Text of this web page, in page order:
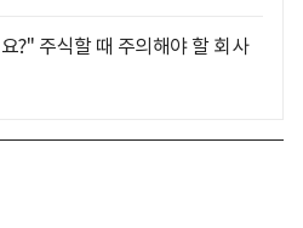
?" 주식할 때 주의해야 할 회사